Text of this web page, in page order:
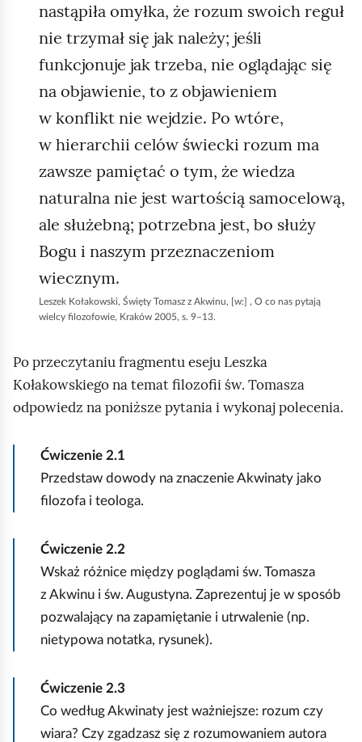
nastąpiła omyłka, że rozum swoich reguł
nie trzymał się jak należy; jeśli
funkcjonuje jak trzeba, nie oglądając się
na objawienie, to z objawieniem
w konflikt nie wejdzie. Po wtóre,
w hierarchii celów świecki rozum ma
zawsze pamiętać o tym, że wiedza
naturalna nie jest wartością samocelową,
ale służebną; potrzebna jest, bo służy
Bogu i naszym przeznaczeniom
wiecznym.
Leszek Kołakowski, Święty Tomasz z Akwinu, [w:] , O co nas pytają
wielcy filozofowie, Kraków 2005, s. 9–13.
Po przeczytaniu fragmentu eseju Leszka
Kołakowskiego na temat filozofii św. Tomasza
odpowiedz na poniższe pytania i wykonaj polecenia.
Ćwiczenie 2.1
Przedstaw dowody na znaczenie Akwinaty jako
filozofa i teologa.
Ćwiczenie 2.2
Wskaż różnice między poglądami św. Tomasza
z Akwinu i św. Augustyna. Zaprezentuj je w sposób
pozwalający na zapamiętanie i utrwalenie (np.
nietypowa notatka, rysunek).
Ćwiczenie 2.3
Co według Akwinaty jest ważniejsze: rozum czy
wiara? Czy zgadzasz się z rozumowaniem autora